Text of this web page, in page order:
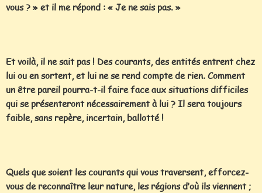
vous ? » et il me répond : « Je ne sais pas. »
Et voilà, il ne sait pas ! Des courants, des entités entrent chez
lui ou en sortent, et lui ne se rend compte de rien. Comment
un être pareil pourra-t-il faire face aux situations difficiles
qui se présenteront nécessairement à lui ? Il sera toujours
faible, sans repère, incertain, ballotté !
Quels que soient les courants qui vous traversent, efforcez-
vous de reconnaître leur nature, les régions d’où ils viennent ;